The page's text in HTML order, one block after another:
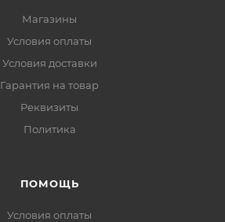
Магазины
Условия оплаты
Условия доставки
Гарантия на товар
Реквизиты
Политика
ПОМОЩЬ
Условия оплаты